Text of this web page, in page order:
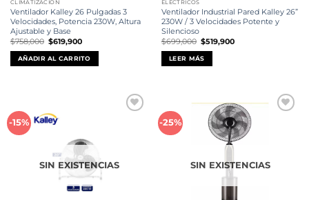
CLIMATIZACIÓN
Ventilador Kalley 26 Pulgadas 3
Velocidades, Potencia 230W, Altura
Ajustable y Base
$758,000 El
precio
original
era:
$758,000.
$619,900El
actual
es:
$619,900.
AÑADIR AL CARRITO
ELÉCTRICOS
Ventilador Industrial Pared Kalley 26”
230W / 3 Velocidades Potente y
Silencioso
$699,000 El
precio
original
era:
$699,000.
$519,900El
LEER MÁS
-15%
SIN EXISTENCIAS
-25%
SIN EXISTENCIAS